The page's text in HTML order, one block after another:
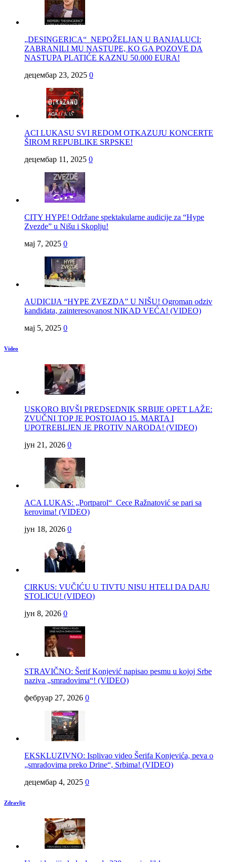
„DESINGERICA“ NEPOŽELJAN U BANJALUCI:
ZABRANILI MU NASTUPE, KO GA POZOVE DA
NASTUPA PLATIĆE KAZNU 50.000 EURA!
децембар 23, 2025 0
ACI LUKASU SVI REDOM OTKAZUJU KONCERTE
ŠIROM REPUBLIKE SRPSKE!
децембар 11, 2025 0
CITY HYPE! Održane spektakularne audicije za “Hype
Zvezde” u Nišu i Skoplju!
мај 7, 2025 0
AUDICIJA “HYPE ZVEZDA” U NIŠU! Ogroman odziv
kandidata, zainteresovanost NIKAD VEĆA! (VIDEO)
мај 5, 2025 0
Video
USKORO BIVŠI PREDSEDNIK SRBIJE OPET LAŽE:
ZVUČNI TOP JE POSTOJAO 15. MARTA I
UPOTREBLJEN JE PROTIV NARODA! (VIDEO)
јун 21, 2026 0
ACA LUKAS: „Portparol“ Cece Ražnatović se pari sa
kerovima! (VIDEO)
јун 18, 2026 0
CIRKUS: VUČIĆU U TIVTU NISU HTELI DA DAJU
STOLICU! (VIDEO)
јун 8, 2026 0
STRAVIČNO: Šerif Konjević napisao pesmu u kojoj Srbe
naziva „smradovima“! (VIDEO)
фебруар 27, 2026 0
EKSKLUZIVNO: Isplivao video Šerifa Konjevića, peva o
„smradovima preko Drine“, Srbima! (VIDEO)
децембар 4, 2025 0
Zdravlje